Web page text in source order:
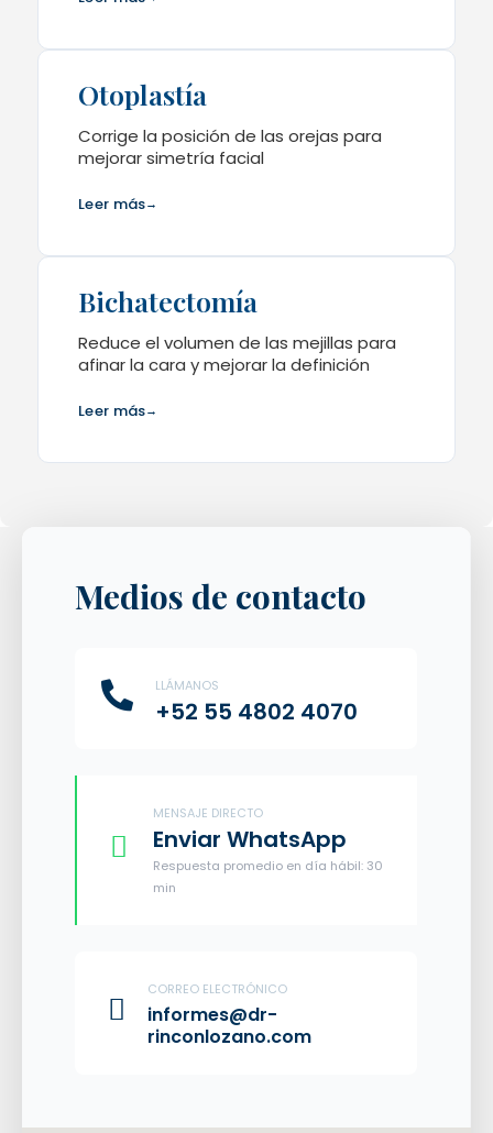
Otoplastía
Corrige la posición de las orejas para
mejorar simetría facial
Leer más→
Bichatectomía
Reduce el volumen de las mejillas para
afinar la cara y mejorar la definición
Leer más→
Medios de contacto
LLÁMANOS
+52 55 4802 4070
MENSAJE DIRECTO
Enviar WhatsApp
Respuesta promedio en día hábil: 30
min
CORREO ELECTRÓNICO
informes@dr-
rinconlozano.com